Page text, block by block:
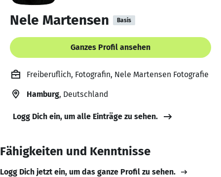
Nele Martensen Basis
Ganzes Profil ansehen
Freiberuflich, Fotografin, Nele Martensen Fotografie
Hamburg, Deutschland
Logg Dich ein, um alle Einträge zu sehen.
Fähigkeiten und Kenntnisse
Logg Dich jetzt ein, um das ganze Profil zu sehen.